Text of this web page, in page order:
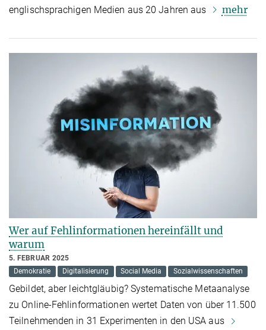
englischsprachigen Medien aus 20 Jahren aus
mehr
Wer auf Fehlinformationen hereinfällt und
warum
5. FEBRUAR 2025
Demokratie
Digitalisierung Social Media Sozialwissenschaften
Gebildet, aber leichtgläubig? Systematische Metaanalyse
zu Online-Fehlinformationen wertet Daten von über 11.500
Teilnehmenden in 31 Experimenten in den USA aus